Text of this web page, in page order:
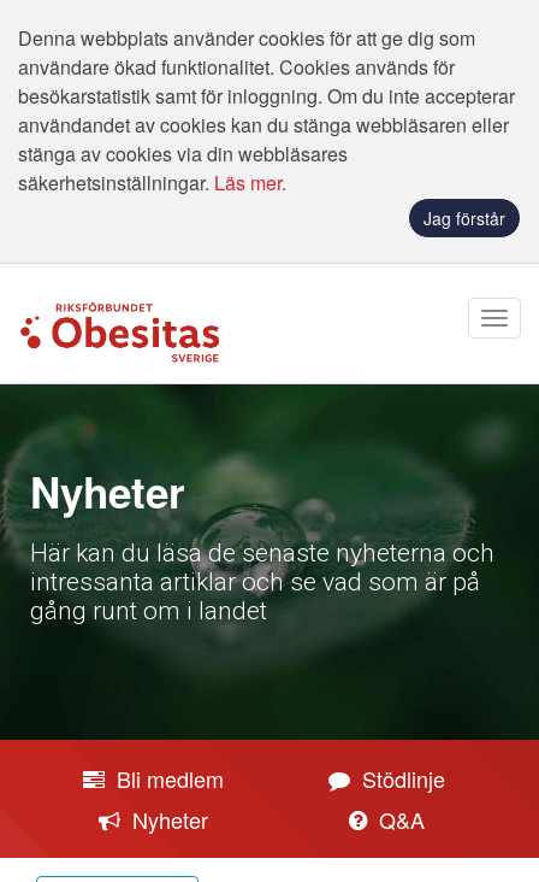
Denna webbplats använder cookies för att ge dig som
användare ökad funktionalitet. Cookies används för
besökarstatistik samt för inloggning. Om du inte accepterar
användandet av cookies kan du stänga webbläsaren eller
stänga av cookies via din webbläsares
säkerhetsinställningar. Läs mer.
Jag förstår
Nyheter
Här kan du läsa de senaste nyheterna och
intressanta artiklar och se vad som är på
gång runt om i landet
Bli medlem
Stödlinje
Nyheter
Q&A